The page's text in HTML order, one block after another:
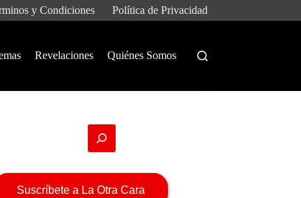
y Condiciones Política de Privacidad
Revelaciones Quiénes Somos
Suscríbete a La Otra Cara